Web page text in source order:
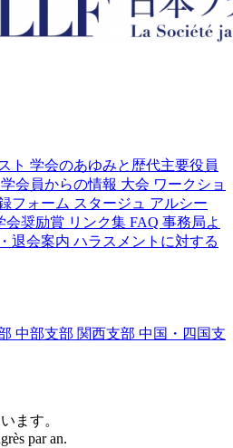
ト 学会のあゆみと歴代主要役員
学会員からの情報 大会 ワークショ
フォーム スタージュ アルシー
会奨励賞 リンク集 FAQ 事務局よ
退会案内 ハラスメントに対する
中部支部 関西支部 中国・四国支
ています。
par an.